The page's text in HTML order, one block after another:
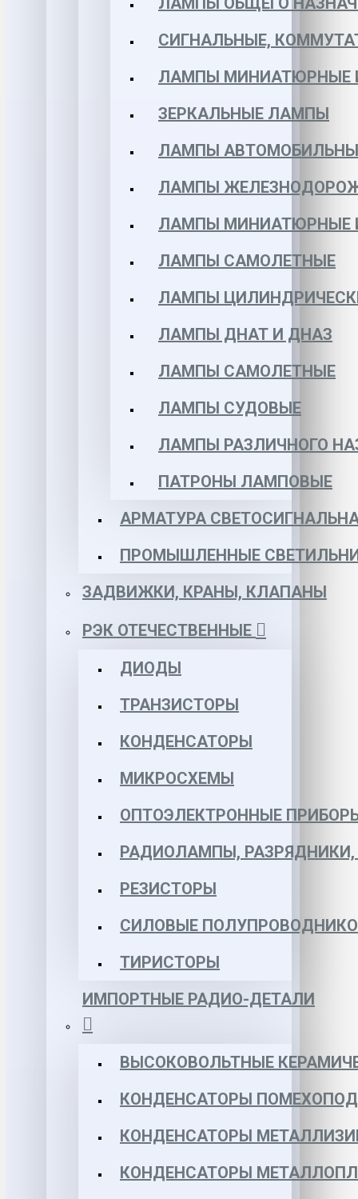
СИГНАЛЬНЫЕ,
ЛАМПЫ МИНИАТЮРНЫЕ
ЗЕРКАЛЬНЫЕ ЛАМПЫ
ЛАМПЫ
ЛАМПЫ
ЛАМПЫ МИНИАТЮРНЫЕ
ЛАМПЫ САМОЛЕТНЫЕ
ЛАМПЫ
ЛАМПЫ ДНАТ И ДНАЗ
ЛАМПЫ САМОЛЕТНЫЕ
ЛАМПЫ СУДОВЫЕ
ЛАМПЫ РАЗЛИЧНОГО
ПАТРОНЫ ЛАМПОВЫЕ
АРМАТУРА
ПРОМЫШЛЕННЫЕ
ЗАДВИЖКИ, КРАНЫ, КЛАПАНЫ
РЭК ОТЕЧЕСТВЕННЫЕ
ДИОДЫ
ТРАНЗИСТОРЫ
КОНДЕНСАТОРЫ
МИКРОСХЕМЫ
ОПТОЭЛЕКТРОННЫЕ
РАДИОЛАМПЫ,
РЕЗИСТОРЫ
СИЛОВЫЕ
ТИРИСТОРЫ
ИМПОРТНЫЕ РАДИО-ДЕТАЛИ
ВЫСОКОВОЛЬТНЫЕ
КОНДЕНСАТОРЫ
КОНДЕНСАТОРЫ
КОНДЕНСАТОРЫ